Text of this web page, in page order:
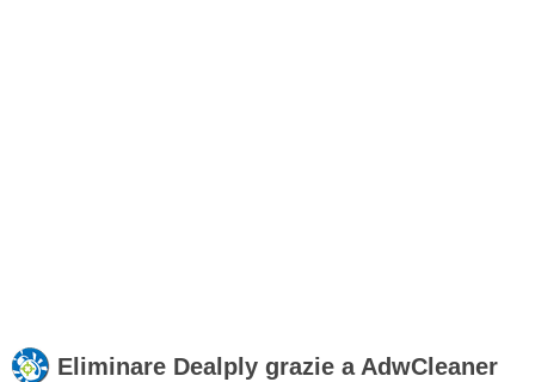
Eliminare Dealply grazie a AdwCleaner